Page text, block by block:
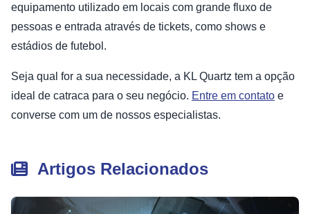
equipamento utilizado em locais com grande fluxo de
pessoas e entrada através de tickets, como shows e
estádios de futebol.
Seja qual for a sua necessidade, a KL Quartz tem a opção
ideal de catraca para o seu negócio. Entre em contato e
converse com um de nossos especialistas.
Artigos Relacionados